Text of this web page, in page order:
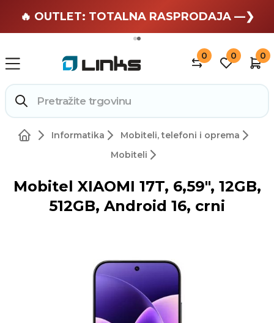
🏄 Zaslužuješ odmor —❯
🔥 OUTLET: TOTALNA RASPRODAJA —❯
0 0 0
Informatika
Mobiteli, telefoni i oprema
Mobiteli
Mobitel XIAOMI 17T, 6,59", 12GB,
512GB, Android 16, crni